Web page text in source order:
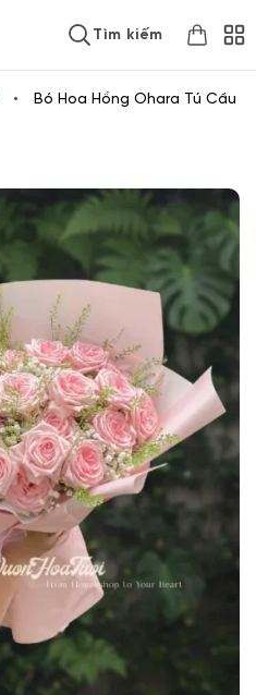
Tìm kiếm
•
Bó Hoa Hồng Ohara Tú Cầu